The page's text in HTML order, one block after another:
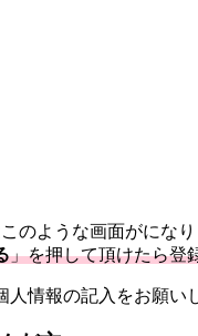
のような画面がになり
」を押して頂けたら登
人情報の記入をお願い